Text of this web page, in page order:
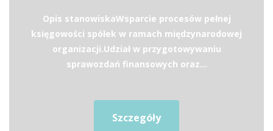
Opis stanowiskaWsparcie procesów pełnej
księgowości spółek w ramach międzynarodowej
organizacji.Udział w przygotowywaniu
sprawozdań finansowych oraz...
Szczegóły